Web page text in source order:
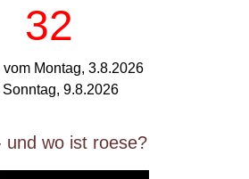
32
Montag, 3.8.2026
Sonntag, 9.8.2026
wo ist roese?